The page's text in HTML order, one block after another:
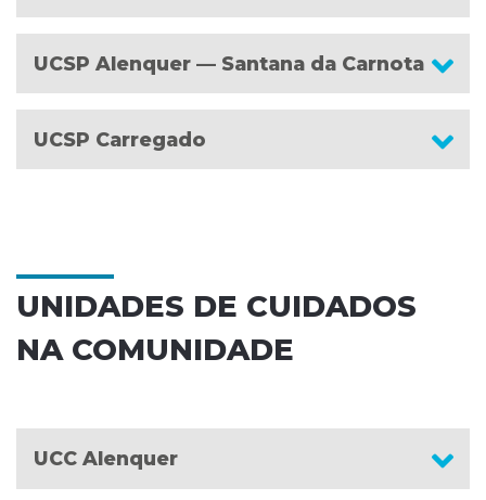
UCSP Alenquer — Santana da Carnota
UCSP Carregado
UNIDADES DE CUIDADOS
NA COMUNIDADE
UCC Alenquer